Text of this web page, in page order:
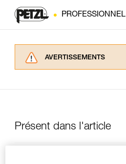
PROFESSIONNEL
AVERTISSEMENTS
d’informations.
Présent dans l'article